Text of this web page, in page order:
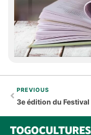
PREVIOUS